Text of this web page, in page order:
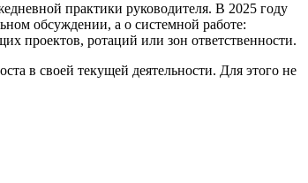
практики руководителя. В 2025 году
обсуждении, а о системной работе:
проектов, ротаций или зон ответственности.
в своей текущей деятельности. Для этого не